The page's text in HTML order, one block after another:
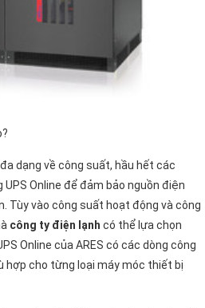
dạng về công suất, hầu hết các
Online để đảm bảo nguồn điện
Tùy vào công suất hoạt động và công
công ty điện lạnh có thể lựa chọn
Online của ARES có các dòng công
hợp cho từng loại máy móc thiết bị